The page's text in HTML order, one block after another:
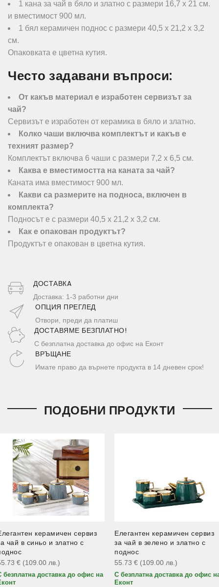
1 кана за чай в бяло и златно с размери 16,7 х 21 см.
и вместимост 900 мл.
1 бял керамичен поднос с размери 40,5 х 21,2 х 3,2
см.
Опаковката е цветна кутия.
Често задавани въпроси:
От какъв материал е изработен сервизът за
чай?
Сервизът е изработен от керамика в бяло и златно.
Колко чаши включва комплектът и какъв е
техният размер?
Комплектът включва 6 чаши с размери 7,2 х 6,5 см.
Каква е вместимостта на каната за чай?
Каната има вместимост 900 мл.
Какви са размерите на подноса, включен в
комплекта?
Подносът е с размери 40,5 х 21,2 х 3,2 см.
Как е опакован продуктът?
Продуктът е опакован в цветна кутия.
ДОСТАВКA
Доставка: 1-3 работни дни
ОПЦИЯ ПРЕГЛЕД
Отвори, преди да платиш
ДОСТАВЯМЕ БЕЗПЛАТНО!
С безплатна доставка до офис на Еконт
ВРЪЩАНЕ
Имате право да върнете продукта в 14 дневен срок!
ПОДОБНИ ПРОДУКТИ
керамичен сервиз
чай в синьо и златно с
€ (109.00 лв. )
безплатна доставка до офис на
Елегантен керамичен сервиз
за чай в зелено и златно с
поднос
55.73 € (109.00 лв. )
С безплатна доставка до офис
Еконт